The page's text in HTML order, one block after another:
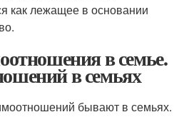
как лежащее в основании
в семье.
в семьях
бывают в семьях.